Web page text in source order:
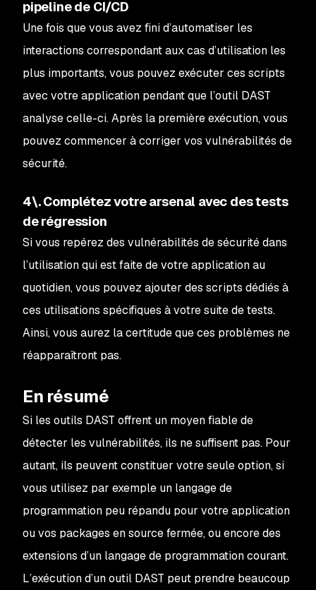
pipeline de CI/CD
Une fois que vous avez fini d’automatiser les
interactions correspondant aux cas d’utilisation les
plus importants, vous pouvez exécuter ces scripts
avec votre application pendant que l’outil DAST
analyse celle-ci. Après la première exécution, vous
pouvez commencer à corriger vos vulnérabilités de
sécurité.
4\. Complétez votre arsenal avec des tests
de régression
Si vous repérez des vulnérabilités de sécurité dans
l’utilisation qui est faite de votre application au
quotidien, vous pouvez ajouter des scripts dédiés à
ces utilisations spécifiques à votre suite de tests.
Ainsi, vous aurez la certitude que ces problèmes ne
réapparaîtront pas.
En résumé
Si les outils DAST offrent un moyen fiable de
détecter les vulnérabilités, ils ne suffisent pas. Pour
autant, ils peuvent constituer votre seule option, si
vous utilisez par exemple un langage de
programmation peu répandu pour votre application
ou vos packages en source fermée, ou encore des
extensions d’un langage de programmation courant.
L’exécution d’un outil DAST peut prendre beaucoup